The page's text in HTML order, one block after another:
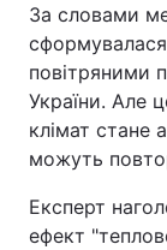
За словами
повітряними
України. Але
клімат стане
можуть
Експерт
ефект